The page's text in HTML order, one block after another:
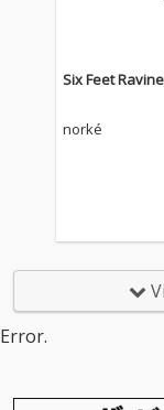
Six Feet Ravine
norké
Error.